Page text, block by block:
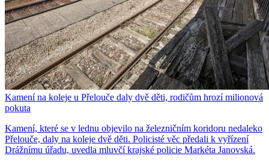
Kamení na koleje u Přelouče daly dvě děti, rodičům hrozí milionová
pokuta
Kamení, které se v lednu objevilo na železničním koridoru nedaleko
Přelouče, daly na koleje dvě děti. Policisté věc předali k vyřízení
Drážnímu úřadu, uvedla mluvčí krajské policie Markéta Janovská.